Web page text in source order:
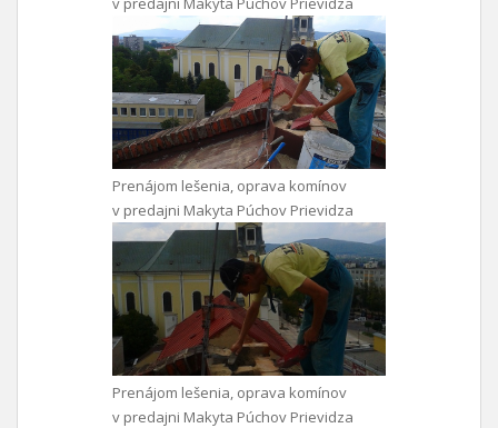
Prenájom lešenia, oprava komínov
v predajni Makyta Púchov Prievidza
Prenájom lešenia, oprava komínov
v predajni Makyta Púchov Prievidza